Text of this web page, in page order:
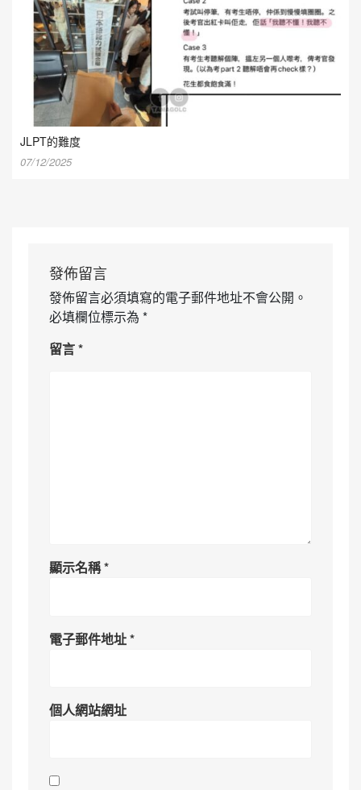
JLPT的難度
07/12/2025
發佈留言
發佈留言必須填寫的電子郵件地址不會公開。
必填欄位標示為 *
留言*
顯示名稱*
電子郵件地址*
個人網站網址